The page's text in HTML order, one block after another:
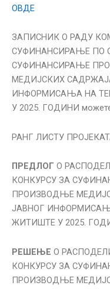
ОВДЕ
ЗАПИСНИК О РАДУ
СУФИНАНСИРАЊЕ ПО
СУФИНАНСИРАЊЕ
МЕДИЈСКИХ
ИНФОРМИСАЊА НА
У 2025. ГОДИНИ
РАНГ ЛИСТУ
ПРЕДЛОГ О
КОНКУРСУ ЗА
ПРОИЗВОДЊЕ
JАВНОГ
ЖИТИШТЕ У 2025.
РЕШЕЊЕ О
КОНКУРСУ ЗА
ПРОИЗВОДЊЕ